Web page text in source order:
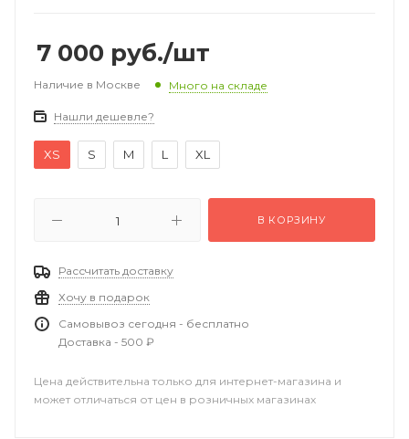
7 000 руб./шт
Наличие в Москве Много на складе
Нашли дешевле?
XS S M L XL
В КОРЗИНУ
Рассчитать доставку
Хочу в подарок
Самовывоз сегодня - бесплатно
Доставка - 500 ₽
Цена действительна только для интернет-магазина и
может отличаться от цен в розничных магазинах